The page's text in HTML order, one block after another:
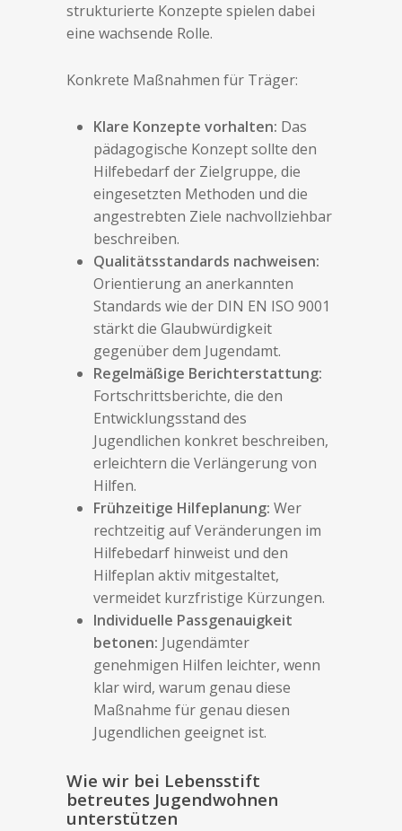
strukturierte Konzepte spielen dabei
eine wachsende Rolle.
Konkrete Maßnahmen für Träger:
Klare Konzepte vorhalten: Das
pädagogische Konzept sollte den
Hilfebedarf der Zielgruppe, die
eingesetzten Methoden und die
angestrebten Ziele nachvollziehbar
beschreiben.
Qualitätsstandards nachweisen:
Orientierung an anerkannten
Standards wie der DIN EN ISO 9001
stärkt die Glaubwürdigkeit
gegenüber dem Jugendamt.
Regelmäßige Berichterstattung:
Fortschrittsberichte, die den
Entwicklungsstand des
Jugendlichen konkret beschreiben,
erleichtern die Verlängerung von
Hilfen.
Frühzeitige Hilfeplanung: Wer
rechtzeitig auf Veränderungen im
Hilfebedarf hinweist und den
Hilfeplan aktiv mitgestaltet,
vermeidet kurzfristige Kürzungen.
Individuelle Passgenauigkeit
betonen: Jugendämter
genehmigen Hilfen leichter, wenn
klar wird, warum genau diese
Maßnahme für genau diesen
Jugendlichen geeignet ist.
Wie wir bei Lebensstift
betreutes Jugendwohnen
unterstützen